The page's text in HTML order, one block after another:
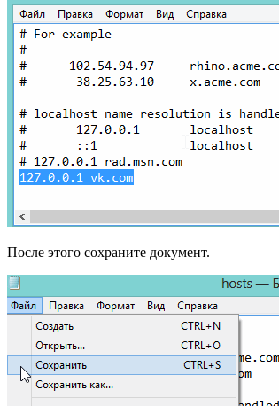
После этого сохраните документ.